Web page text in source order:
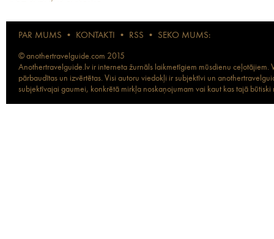
PAR MUMS • KONTAKTI • RSS • SEKO MUMS:
© anothertravelguide.com 2015
Anothertravelguide.lv ir interneta žurnāls laikmetīgiem mūsdienu
pārbaudītas un izvērtētas. Visi autoru viedokļi ir subjektīvi un
subjektīvajai gaumei, konkrētā mirkļa noskaņojumam vai kaut kas tajā